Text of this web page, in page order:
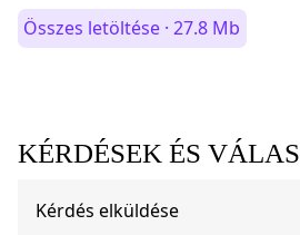
Összes letöltése · 27.8 Mb
KÉRDÉSEK ÉS
Kérdés elküldése